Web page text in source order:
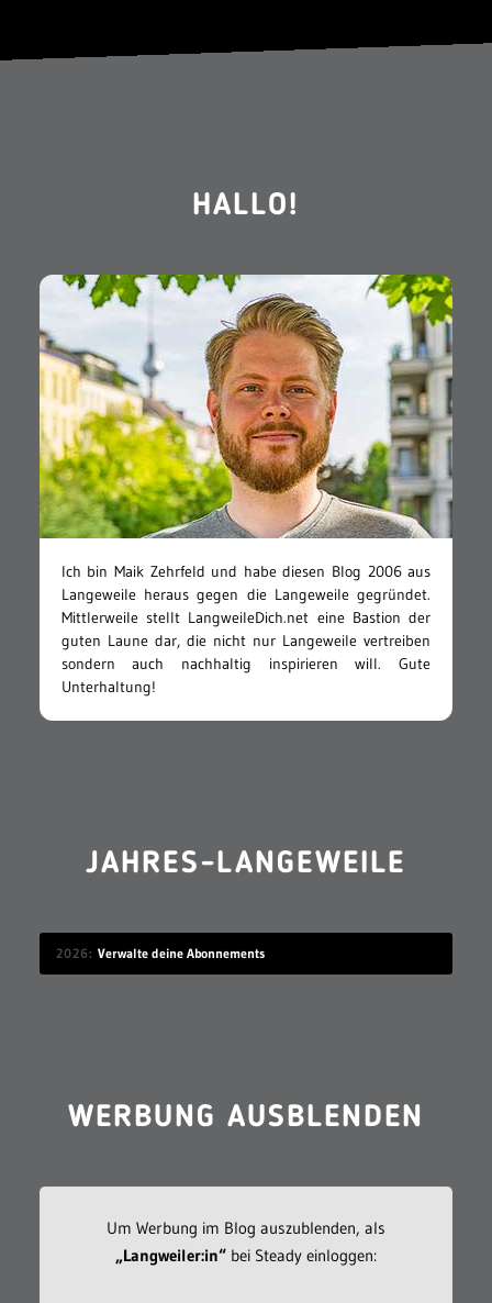
HALLO!
Ich bin Maik Zehrfeld und habe diesen Blog 2006 aus
Langeweile heraus gegen die Langeweile gegründet.
Mittlerweile stellt LangweileDich.net eine Bastion der
guten Laune dar, die nicht nur Langeweile vertreiben
sondern auch nachhaltig inspirieren will. Gute
Unterhaltung!
JAHRES-LANGEWEILE
2026 Verwalte deine Abonnements
WERBUNG AUSBLENDEN
Um Werbung im Blog auszublenden, als
„Langweiler:in“bei Steady einloggen: